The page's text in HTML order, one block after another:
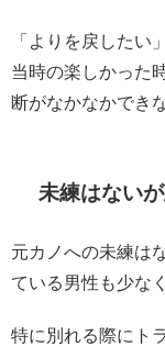
「よりを戻したい
当時の楽しかった
断がなかなかでき
未練はない
元カノへの未練は
ている男性も少な
特に別れる際にト